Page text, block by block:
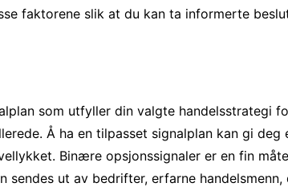
faktorene slik at du kan ta informerte
som utfyller din valgte handelsstrategi
Å ha en tilpasset signalplan kan gi
Binære opsjonssignaler er en fin
sendes ut av bedrifter, erfarne